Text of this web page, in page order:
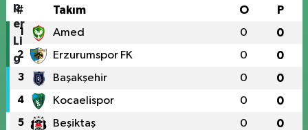
# Takım O P
1 Amed 0 0
2 Erzurumspor FK 0 0
3 Başakşehir 0 0
4 Kocaelispor 0 0
5 Beşiktaş 0 0